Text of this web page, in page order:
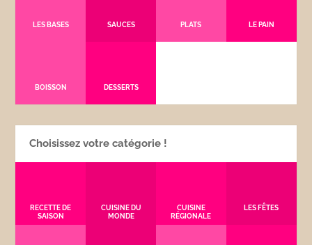
LES BASES SAUCES PLATS LE PAIN
BOISSON DESSERTS
Choisissez votre catégorie !
RECETTE DE
SAISON
CUISINE DU
MONDE
CUISINE
RÉGIONALE
LES FÊTES